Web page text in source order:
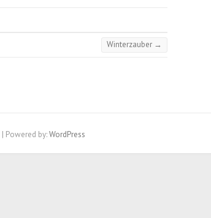
Winterzauber →
| Powered by:WordPress